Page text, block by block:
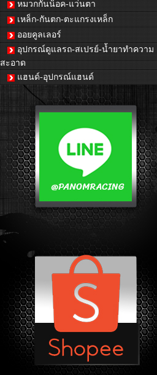
หมวกกันน็อค-แว่นตา
เหล็ก-กันตก-ตะแกรงเหล็ก
ออยคูลเลอร์
อุปกรณ์ดูแลรถ-สเปรย์-น้ำยาทำความ
สะอาด
แฮนด์-อุปกรณ์แฮนด์